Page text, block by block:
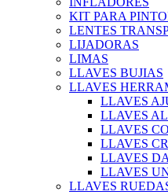
KIT PARA
LENTES
LIJADORAS
LIMAS
LLAVES BUJIAS
LLAVES
LLAVES
LLAVES
LLAVES
LLAVES
LLAVES
LLAVES
LLAVES